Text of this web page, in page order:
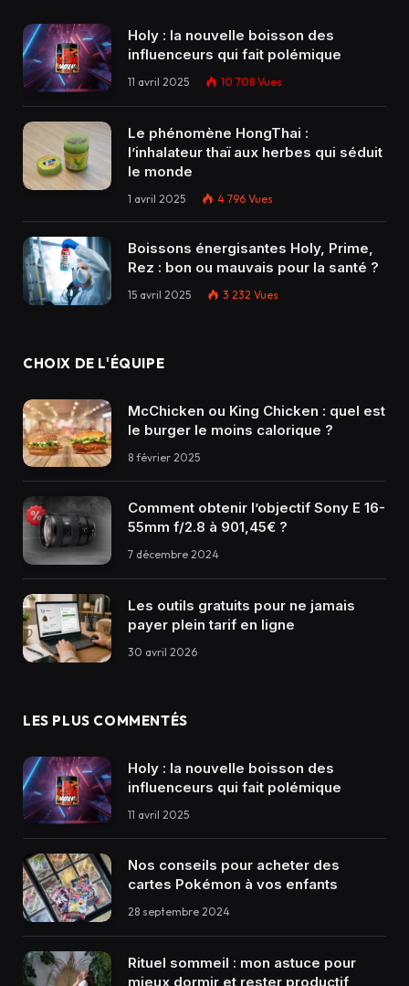
Holy : la nouvelle boisson des
influenceurs qui fait polémique
11 avril 2025 10 708 Vues
Le phénomène HongThai :
l’inhalateur thaï aux herbes qui séduit
le monde
1 avril 2025 4 796 Vues
Boissons énergisantes Holy, Prime,
Rez : bon ou mauvais pour la santé ?
15 avril 2025 3 232 Vues
CHOIX DE L'ÉQUIPE
McChicken ou King Chicken : quel est
le burger le moins calorique ?
8 février 2025
Comment obtenir l’objectif Sony E 16-
55mm f/2.8 à 901,45€ ?
7 décembre 2024
Les outils gratuits pour ne jamais
payer plein tarif en ligne
30 avril 2026
LES PLUS COMMENTÉS
Holy : la nouvelle boisson des
influenceurs qui fait polémique
11 avril 2025
Nos conseils pour acheter des
cartes Pokémon à vos enfants
28 septembre 2024
Rituel sommeil : mon astuce pour
mieux dormir et rester productif